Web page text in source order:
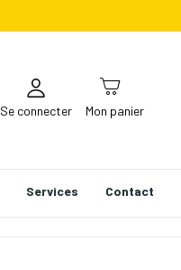
Se connecter Mon panier
Services Contact